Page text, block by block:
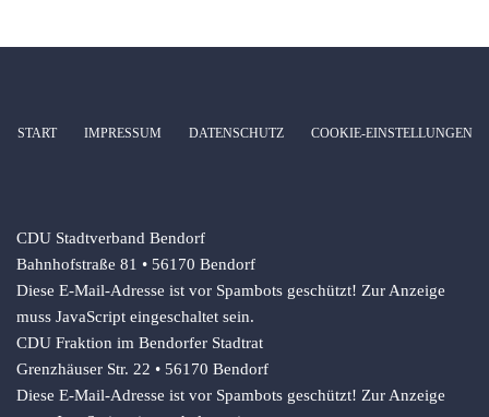
START IMPRESSUM DATENSCHUTZ COOKIE-EINSTELLUNGEN
CDU Stadtverband Bendorf
Bahnhofstraße 81 • 56170 Bendorf
Diese E-Mail-Adresse ist vor Spambots geschützt! Zur Anzeige
muss JavaScript eingeschaltet sein.
CDU Fraktion im Bendorfer Stadtrat
Grenzhäuser Str. 22 • 56170 Bendorf
Diese E-Mail-Adresse ist vor Spambots geschützt! Zur Anzeige